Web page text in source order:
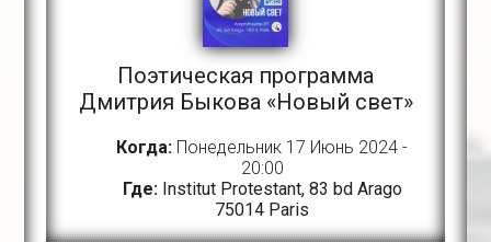
Поэтическая программа
Дмитрия Быкова «Новый свет»
Когда: Понедельник 17 Июнь 2024 -
20:00
Где: Institut Protestant, 83 bd Arago
75014 Paris